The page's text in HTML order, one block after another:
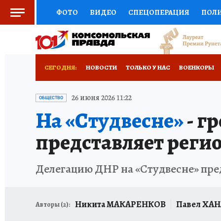
ФОТО ВИДЕО СПЕЦОПЕРАЦИЯ
СОЦПОДДЕРЖКА НАУКА СПОРТ
ГИД ПОТРЕБИТЕЛЯ РАДИО КП
СЕГОДНЯ: НОВОСТИ ТОЛЬКО У НАС ВОЕНКОРЫ
НОВОРОССИЯ
ОБЩЕСТВО 26 июня 2026 11:22
На «Студвесне»-
представляет
Делегацию ДНР на «Студвесне»
Авторы (2): Никита МАКАРЕНКОВ Павел